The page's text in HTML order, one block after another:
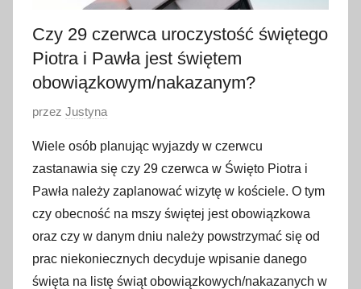
Czy 29 czerwca uroczystość świętego
Piotra i Pawła jest świętem
obowiązkowym/nakazanym?
O
u
b
l
i
k
o
w
przez Justyna
Wiele osób planując wyjazdy w czerwcu
zastanawia się czy 29 czerwca w Święto Piotra i
Pawła należy zaplanować wizytę w kościele. O tym
czy obecność na mszy świętej jest obowiązkowa
oraz czy w danym dniu należy powstrzymać się od
prac niekoniecznych decyduje wpisanie danego
święta na listę świąt obowiązkowych/nakazanych w